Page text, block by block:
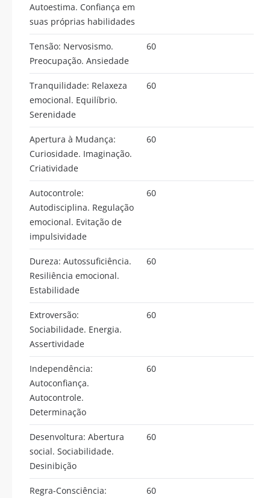
Autoestima. Confiança em
suas próprias habilidades
Tensão: Nervosismo.
Preocupação. Ansiedade
60
Tranquilidade: Relaxeza
emocional. Equilíbrio.
Serenidade
60
Apertura à Mudança:
Curiosidade. Imaginação.
Criatividade
60
Autocontrole:
Autodisciplina. Regulação
emocional. Evitação de
impulsividade
60
Dureza: Autossuficiência.
Resiliência emocional.
Estabilidade
60
Extroversão:
Sociabilidade. Energia.
Assertividade
60
Independência:
Autoconfiança.
Autocontrole.
Determinação
60
Desenvoltura: Abertura
social. Sociabilidade.
Desinibição
60
Regra-Consciência:
60